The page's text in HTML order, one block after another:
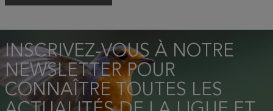
INSCRIVEZ-VOUS À NOTRE
NEWSLETTER POUR
CONNAÎTRE TOUTES LES